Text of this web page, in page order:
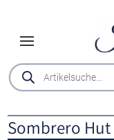
Products
search
Sombrero Hut